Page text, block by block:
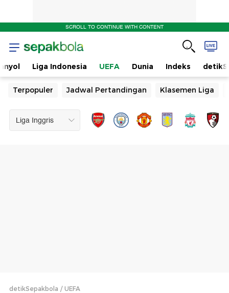
SCROLL TO CONTINUE WITH CONTENT
Liga Indonesia UEFA Dunia Indeks
Terpopuler Jadwal Pertandingan Klasemen Liga
detikSepakbola UEFA